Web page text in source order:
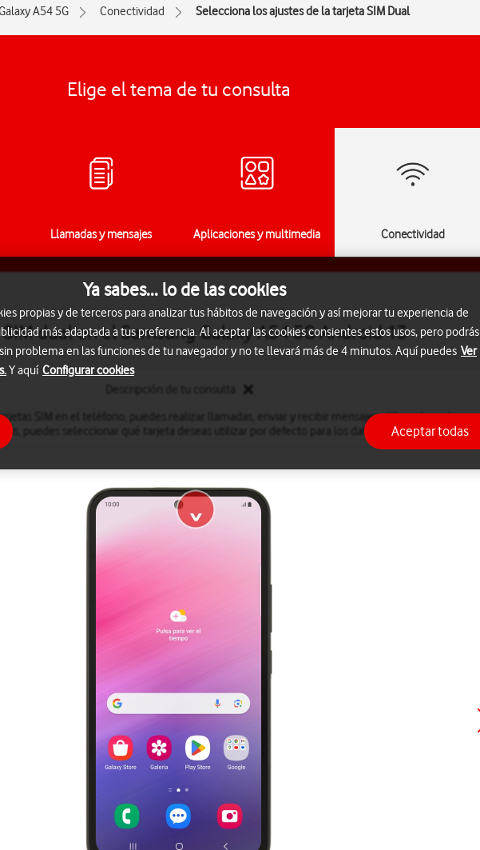
A54 5G Conectividad Selecciona los ajustes de la tarjeta SIM Dual
Elige el tema de tu consulta
Llamadas y mensajes Aplicaciones y multimedia Conectividad
dual en el Samsung Galaxy A54 5G Android 13
SIM en el teléfono, puedes realizar llamadas, enviar y recibir mensajes utilizando ambas
puedes seleccionar qué tarjeta deseas utilizar por defecto para los datos móviles.
Ya sabes... lo de las cookies
propias y de terceros para analizar tus hábitos de navegación y así mejorar tu experiencia de
más adaptada a tus preferencia. Al aceptar las cookies consientes estos usos, pero podrás
problema en las funciones de tu navegador y no te llevará más de 4 minutos. Aquí puedes Ver
Y aquí Configurar cookies
Aceptar todas